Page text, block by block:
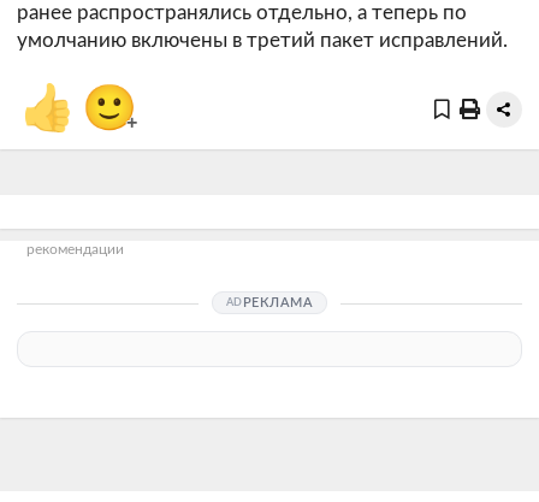
ранее распространялись отдельно, а теперь по
умолчанию включены в третий пакет исправлений.
👍 🙂
+
рекомендации
РЕКЛАМА